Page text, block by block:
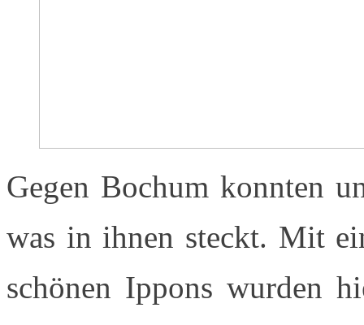
Gegen Bochum konnten
was in ihnen steckt. Mit
schönen Ippons wurden